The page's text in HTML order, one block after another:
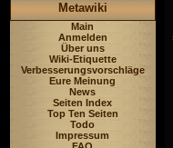
Metawiki
Main
Anmelden
Über uns
Wiki-Etiquette
Verbesserungsvorschläge
Eure Meinung
News
Seiten Index
Top Ten Seiten
Todo
Impressum